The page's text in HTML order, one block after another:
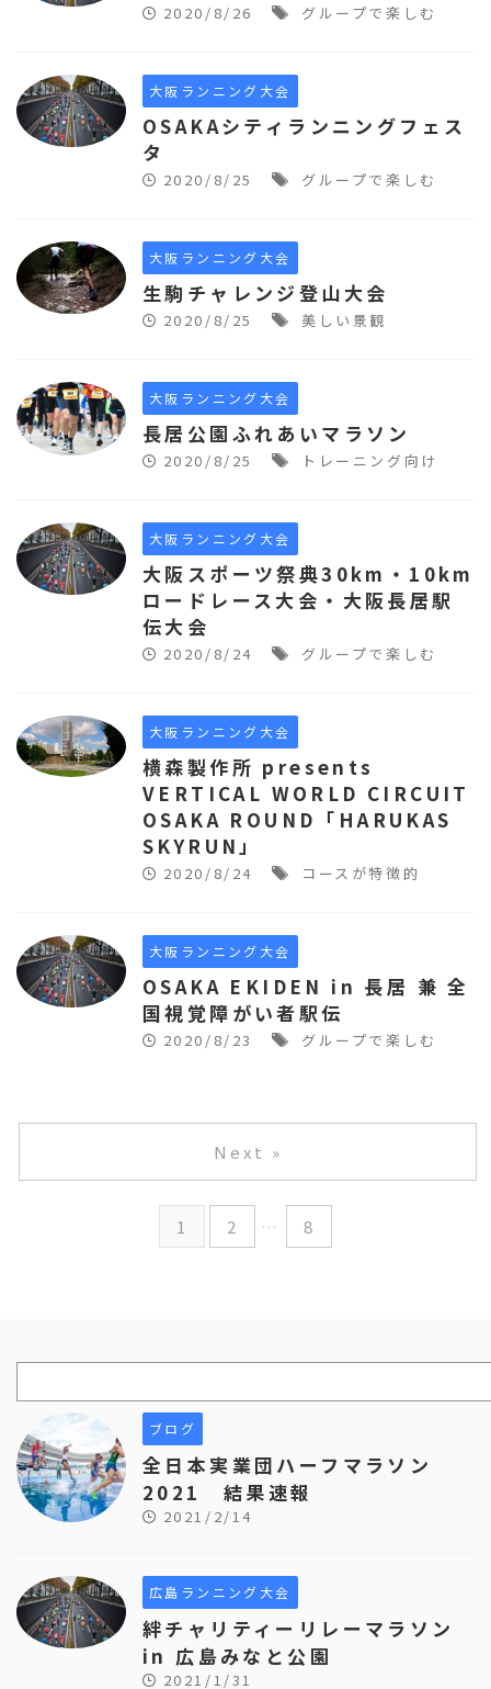
2020/8/26 グループで楽しむ
大阪ランニング大会
OSAKAシティランニングフェス
タ
2020/8/25 グループで楽しむ
大阪ランニング大会
生駒チャレンジ登山大会
2020/8/25 美しい景観
大阪ランニング大会
長居公園ふれあいマラソン
2020/8/25 トレーニング向け
大阪ランニング大会
大阪スポーツ祭典30km・10km
ロードレース大会・大阪長居駅
伝大会
2020/8/24 グループで楽しむ
大阪ランニング大会
横森製作所 presents
VERTICAL WORLD CIRCUIT
OSAKA ROUND「HARUKAS
SKYRUN」
2020/8/24 コースが特徴的
大阪ランニング大会
OSAKA EKIDEN in 長居 兼 全
国視覚障がい者駅伝
2020/8/23 グループで楽しむ
1 2 … 8
Next »
ブログ
全日本実業団ハーフマラソン
2021 結果速報
2021/2/14
広島ランニング大会
絆チャリティーリレーマラソン
in 広島みなと公園
2021/1/31